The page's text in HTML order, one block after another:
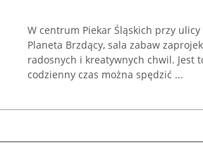
W centrum Piekar Śląskich przy
Planeta Brzdący, sala zabaw
radosnych i kreatywnych chwil. Jest
codzienny czas można spędzić ...